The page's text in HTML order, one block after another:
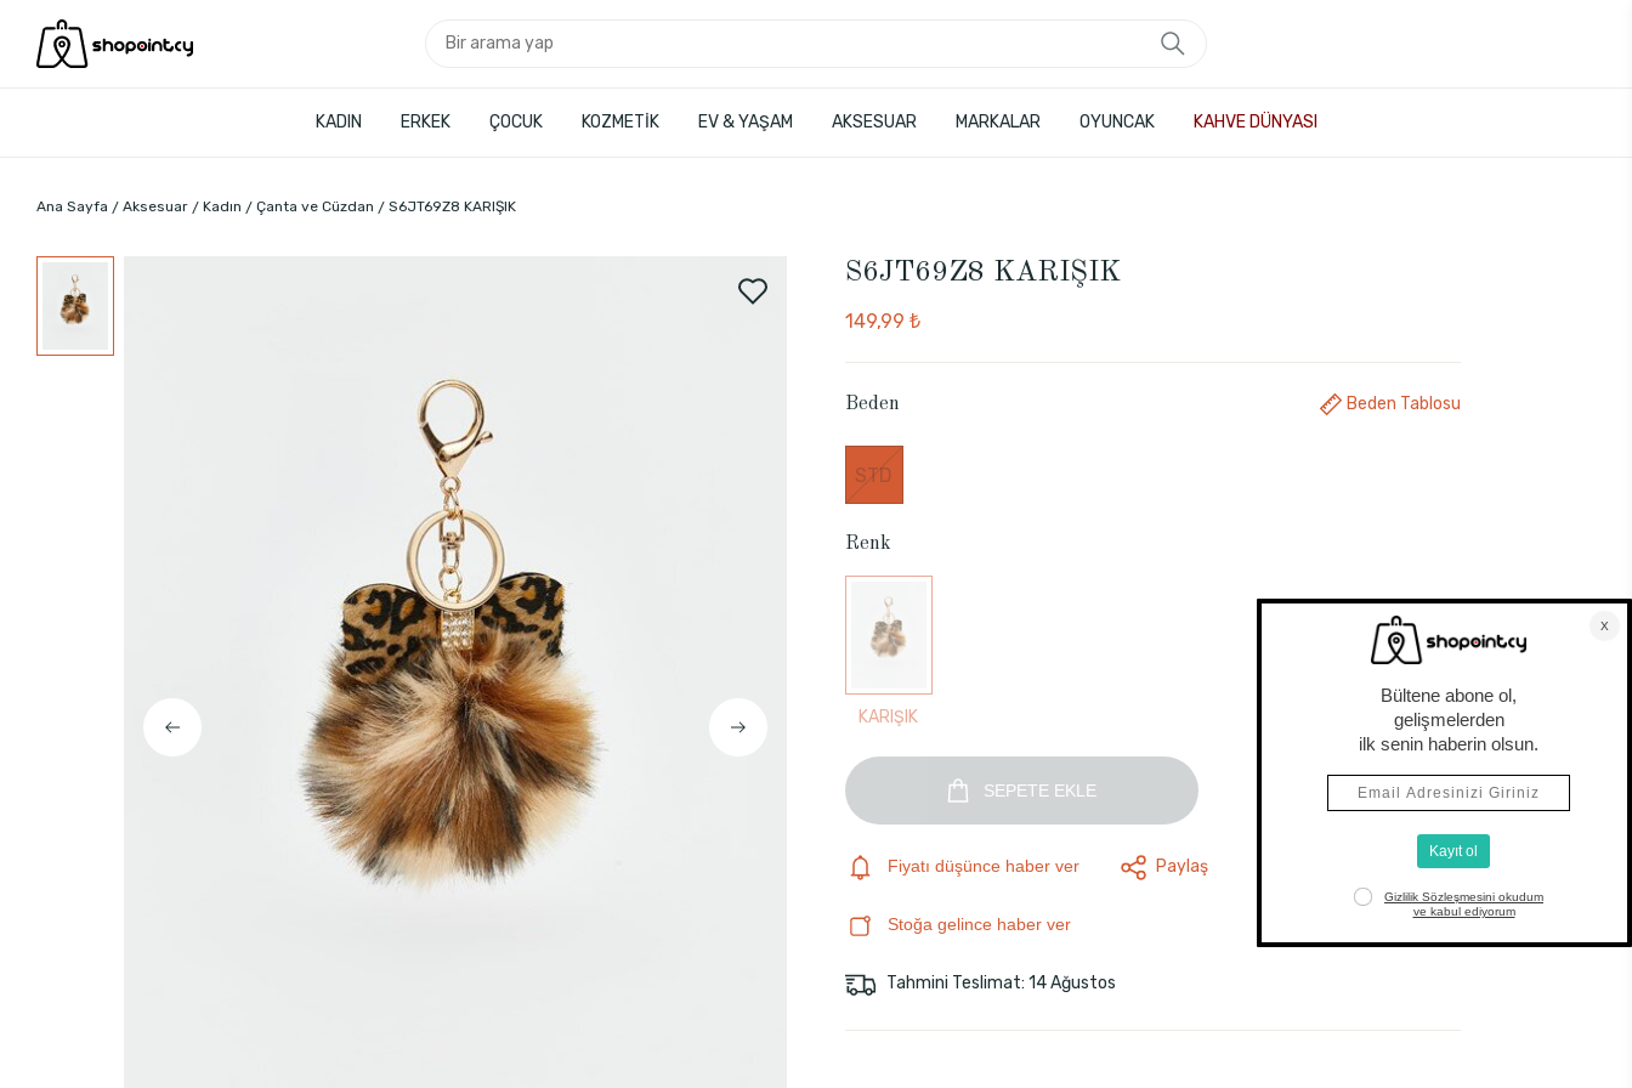
KADIN ERKEK ÇOCUK KOZMETİK EV & YAŞAM AKSESUAR MARKALAR OYUNCAK KAHVE DÜNYASI
Ana Sayfa Aksesuar Kadın Çanta ve Cüzdan S6JT69Z8 KARIŞIK
S6JT69Z8 KARIŞIK
149,99 ₺
Beden Beden Tablosu
STD
Renk
KARIŞIK
SEPETE EKLE
Fiyatı düşünce haber ver Paylaş
Stoğa gelince haber ver
Tahmini Teslimat: 14 Ağustos